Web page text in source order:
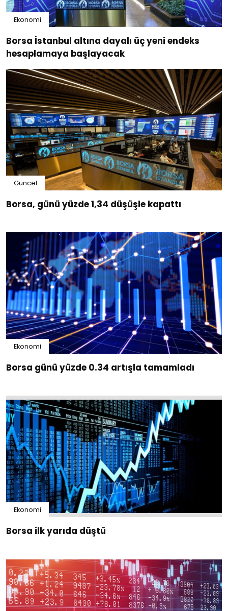
Ekonomi
Borsa İstanbul altına dayalı üç yeni endeks
hesaplamaya başlayacak
Güncel
Borsa, günü yüzde 1,34 düşüşle kapattı
Ekonomi
Borsa günü yüzde 0.34 artışla tamamladı
Ekonomi
Borsa ilk yarıda düştü